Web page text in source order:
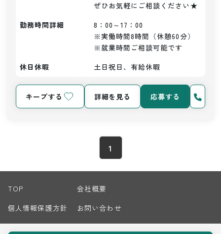
ぜひお気軽にご相談ください★
勤務時間詳細
8：00～17：00
※実働時間8時間（休憩60分）
※就業時間ご相談可能です
休日休暇
土日祝日、有給休暇
キープする 詳細を見る 応募する
1
TOP
会社概要
個人情報保護方針
お問い合わせ